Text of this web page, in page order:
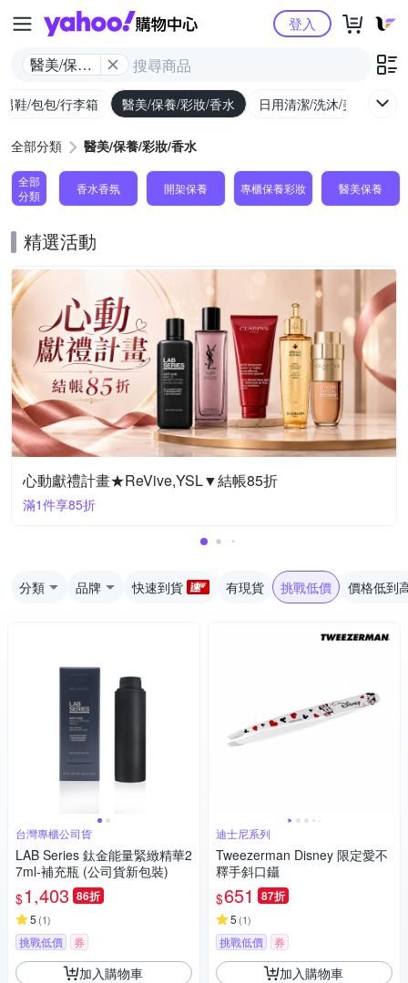
Yahoo購物中心
醫美/保養/
登入
鞋/包包/行李箱 醫美/保養/彩妝/香水 日用清潔/洗沐/美髮
全部分類 醫美/保養/彩妝/香水
全部
分類
香水香氛 開架保養 專櫃保養彩妝 醫美保養
精選活動
心動獻禮計畫★ReVive,YSL▼結帳85折
滿1件享85折
分類 品牌 快速到貨 有現貨 挑戰低價 價格低到
台灣專櫃公司貨
LAB Series 鈦金能量緊緻精華2
7ml-補充瓶 (公司貨新包裝)
$1,403 86折
5 (1)
挑戰低價 券
加入購物車
迪士尼系列
Tweezerman Disney 限定愛不
釋手斜口鑷
$651 87折
5 (1)
挑戰低價 券
加入購物車